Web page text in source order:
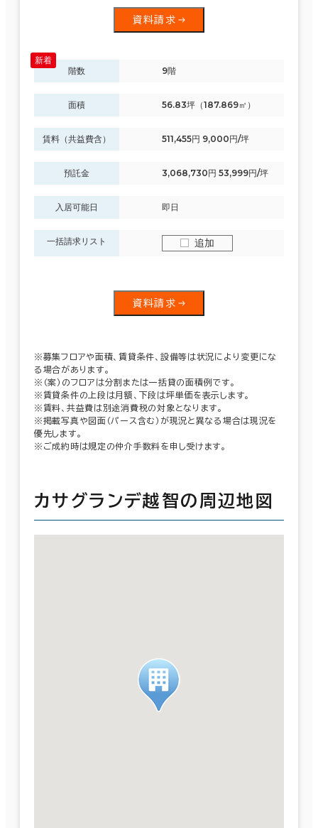
資料請求
階数 9階
面積 56.83坪（187.869㎡）
賃料（共益費含） 511,455円 9,000円/坪
預託金 3,068,730円 53,999円/坪
入居可能日 即日
一括請求リスト 追加
資料請求
※募集フロアや面積、賃貸条件、設備等は状況により変更にな
る場合があります。
※（案）のフロアは分割または一括貸の面積例です。
※賃貸条件の上段は月額、下段は坪単価を表示します。
※賃料、共益費は別途消費税の対象となります。
※掲載写真や図面（パース含む）が現況と異なる場合は現況を
優先します。
※ご成約時は規定の仲介手数料を申し受けます。
カサグランデ越智の周辺地図